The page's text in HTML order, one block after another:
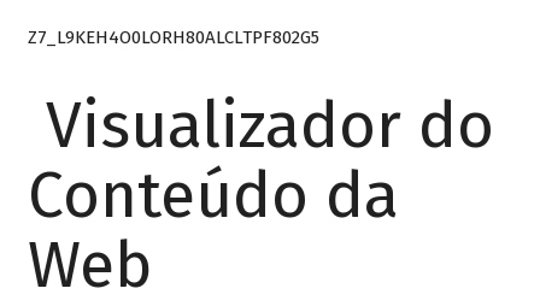
Z7_L9KEH4O0LORH80ALCLTPF802G5
Visualizador do
Conteúdo da
Web